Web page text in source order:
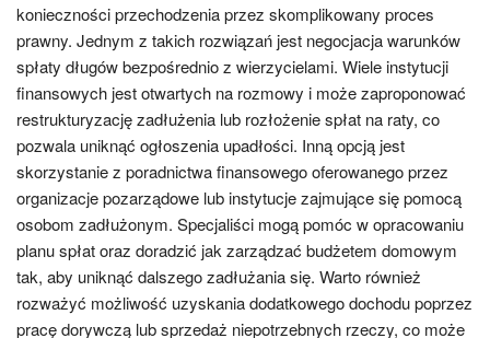
konieczności przechodzenia przez skomplikowany proces
prawny. Jednym z takich rozwiązań jest negocjacja warunków
spłaty długów bezpośrednio z wierzycielami. Wiele instytucji
finansowych jest otwartych na rozmowy i może zaproponować
restrukturyzację zadłużenia lub rozłożenie spłat na raty, co
pozwala uniknąć ogłoszenia upadłości. Inną opcją jest
skorzystanie z poradnictwa finansowego oferowanego przez
organizacje pozarządowe lub instytucje zajmujące się pomocą
osobom zadłużonym. Specjaliści mogą pomóc w opracowaniu
planu spłat oraz doradzić jak zarządzać budżetem domowym
tak, aby uniknąć dalszego zadłużania się. Warto również
rozważyć możliwość uzyskania dodatkowego dochodu poprzez
pracę dorywczą lub sprzedaż niepotrzebnych rzeczy, co może